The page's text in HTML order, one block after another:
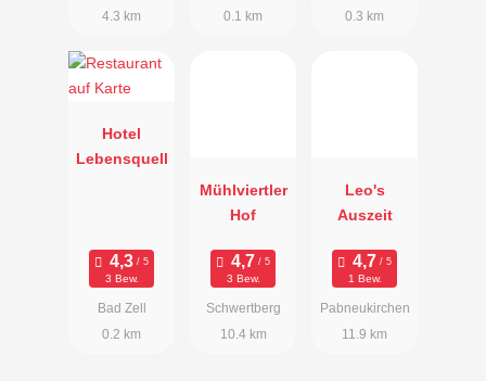
4.3 km
0.1 km
0.3 km
Hotel
Lebensquell
3 Bew.
Bad Zell
0.2 km
Mühlviertler
Hof
3 Bew.
Schwertberg
10.4 km
Leo's
Auszeit
1 Bew.
Pabneukirchen
11.9 km